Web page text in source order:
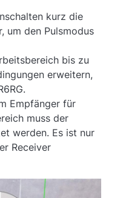
kurz die
um den Pulsmodus
bis zu
erweitern,
Empfänger für
muss der
werden. Es ist nur
Receiver